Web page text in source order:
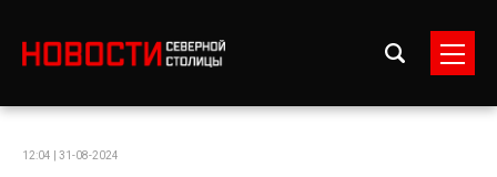
12:04 | 31-08-2024